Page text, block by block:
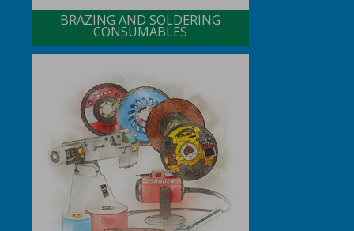
BRAZING AND SOLDERING
CONSUMABLES